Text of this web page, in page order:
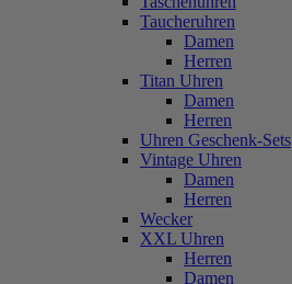
Taucheruhren
Damen
Herren
Titan Uhren
Damen
Herren
Uhren Geschenk-Sets
Vintage Uhren
Damen
Herren
Wecker
XXL Uhren
Herren
Damen